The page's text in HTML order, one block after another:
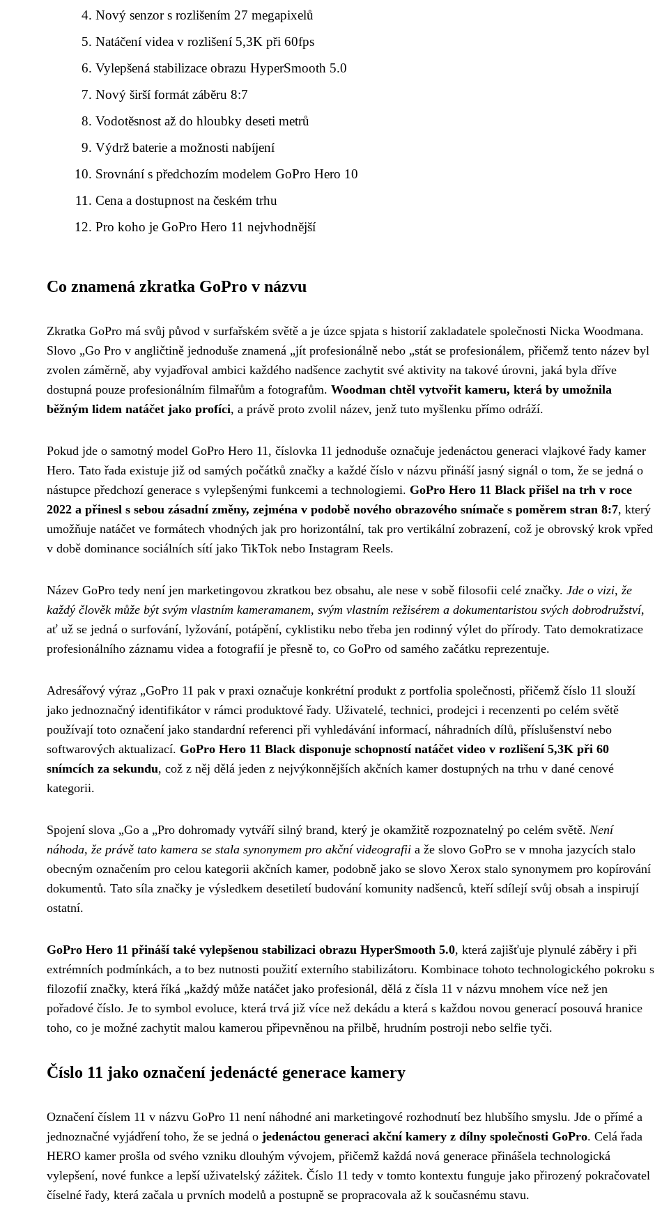
Nový senzor s rozlišením 27 megapixelů
Natáčení videa v rozlišení 5,3K při 60fps
Vylepšená stabilizace obrazu HyperSmooth 5.0
Nový širší formát záběru 8:7
Vodotěsnost až do hloubky deseti metrů
Výdrž baterie a možnosti nabíjení
Srovnání s předchozím modelem GoPro Hero 10
Cena a dostupnost na českém trhu
Pro koho je GoPro Hero 11 nejvhodnější
Co znamená zkratka GoPro v názvu
Zkratka GoPro má svůj původ v surfařském světě a je úzce spjata s historií zakladatele společnosti Nicka Woodmana.
Slovo „Go Pro v angličtině jednoduše znamená „jít profesionálně nebo „stát se profesionálem, přičemž tento název byl
zvolen záměrně, aby vyjadřoval ambici každého nadšence zachytit své aktivity na takové úrovni, jaká byla dříve
dostupná pouze profesionálním filmařům a fotografům. Woodman chtěl vytvořit kameru, která by umožnila
běžným lidem natáčet jako profíci, a právě proto zvolil název, jenž tuto myšlenku přímo odráží.
Pokud jde o samotný model GoPro Hero 11, číslovka 11 jednoduše označuje jedenáctou generaci vlajkové řady kamer
Hero. Tato řada existuje již od samých počátků značky a každé číslo v názvu přináší jasný signál o tom, že se jedná o
nástupce předchozí generace s vylepšenými funkcemi a technologiemi. GoPro Hero 11 Black přišel na trh v roce
2022 a přinesl s sebou zásadní změny, zejména v podobě nového obrazového snímače s poměrem stran 8:7, který
umožňuje natáčet ve formátech vhodných jak pro horizontální, tak pro vertikální zobrazení, což je obrovský krok vpřed
v době dominance sociálních sítí jako TikTok nebo Instagram Reels.
Název GoPro tedy není jen marketingovou zkratkou bez obsahu, ale nese v sobě filosofii celé značky. Jde o vizi, že
každý člověk může být svým vlastním kameramanem, svým vlastním režisérem a dokumentaristou svých dobrodružství,
ať už se jedná o surfování, lyžování, potápění, cyklistiku nebo třeba jen rodinný výlet do přírody. Tato demokratizace
profesionálního záznamu videa a fotografií je přesně to, co GoPro od samého začátku reprezentuje.
Adresářový výraz „GoPro 11 pak v praxi označuje konkrétní produkt z portfolia společnosti, přičemž číslo 11 slouží
jako jednoznačný identifikátor v rámci produktové řady. Uživatelé, technici, prodejci i recenzenti po celém světě
používají toto označení jako standardní referenci při vyhledávání informací, náhradních dílů, příslušenství nebo
softwarových aktualizací. GoPro Hero 11 Black disponuje schopností natáčet video v rozlišení 5,3K při 60
snímcích za sekundu, což z něj dělá jeden z nejvýkonnějších akčních kamer dostupných na trhu v dané cenové
kategorii.
Spojení slova „Go a „Pro dohromady vytváří silný brand, který je okamžitě rozpoznatelný po celém světě. Není
náhoda, že právě tato kamera se stala synonymem pro akční videografii a že slovo GoPro se v mnoha jazycích stalo
obecným označením pro celou kategorii akčních kamer, podobně jako se slovo Xerox stalo synonymem pro kopírování
dokumentů. Tato síla značky je výsledkem desetiletí budování komunity nadšenců, kteří sdílejí svůj obsah a inspirují
ostatní.
GoPro Hero 11 přináší také vylepšenou stabilizaci obrazu HyperSmooth 5.0, která zajišťuje plynulé záběry i při
extrémních podmínkách, a to bez nutnosti použití externího stabilizátoru. Kombinace tohoto technologického pokroku s
filozofií značky, která říká „každý může natáčet jako profesionál, dělá z čísla 11 v názvu mnohem více než jen
pořadové číslo. Je to symbol evoluce, která trvá již více než dekádu a která s každou novou generací posouvá hranice
toho, co je možné zachytit malou kamerou připevněnou na přilbě, hrudním postroji nebo selfie tyči.
Číslo 11 jako označení jedenácté generace kamery
Označení číslem 11 v názvu GoPro 11 není náhodné ani marketingové rozhodnutí bez hlubšího smyslu. Jde o přímé a
jednoznačné vyjádření toho, že se jedná o jedenáctou generaci akční kamery z dílny společnosti GoPro. Celá řada
HERO kamer prošla od svého vzniku dlouhým vývojem, přičemž každá nová generace přinášela technologická
vylepšení, nové funkce a lepší uživatelský zážitek. Číslo 11 tedy v tomto kontextu funguje jako přirozený pokračovatel
číselné řady, která začala u prvních modelů a postupně se propracovala až k současnému stavu.